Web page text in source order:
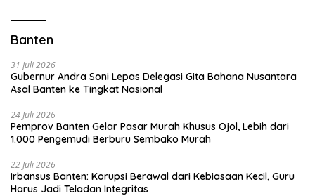
Banten
31 Juli 2026
Gubernur Andra Soni Lepas Delegasi Gita Bahana Nusantara
Asal Banten ke Tingkat Nasional
24 Juli 2026
Pemprov Banten Gelar Pasar Murah Khusus Ojol, Lebih dari
1.000 Pengemudi Berburu Sembako Murah
22 Juli 2026
Irbansus Banten: Korupsi Berawal dari Kebiasaan Kecil, Guru
Harus Jadi Teladan Integritas